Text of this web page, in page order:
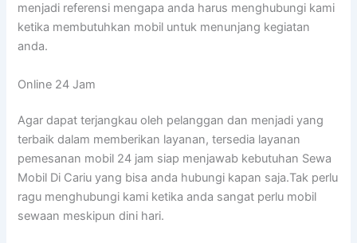
menjadi referensi mengapa anda harus menghubungi kami
ketika membutuhkan mobil untuk menunjang kegiatan
anda.
Online 24 Jam
Agar dapat terjangkau oleh pelanggan dan menjadi yang
terbaik dalam memberikan layanan, tersedia layanan
pemesanan mobil 24 jam siap menjawab kebutuhan Sewa
Mobil Di Cariu yang bisa anda hubungi kapan saja.Tak perlu
ragu menghubungi kami ketika anda sangat perlu mobil
sewaan meskipun dini hari.